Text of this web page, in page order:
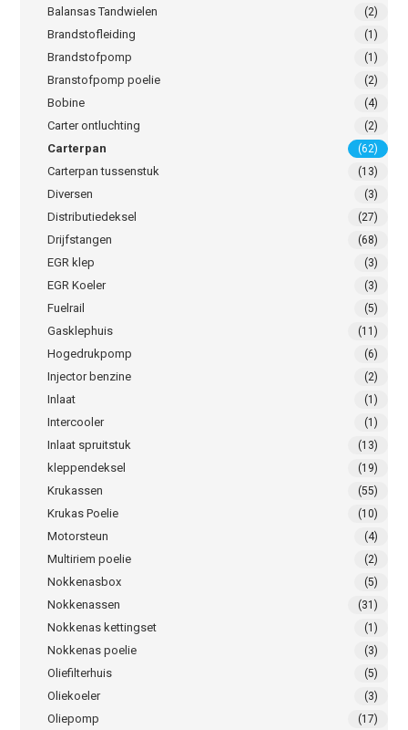
Balansas Tandwielen (2)
Brandstofleiding (1)
Brandstofpomp (1)
Branstofpomp poelie (2)
Bobine (4)
Carter ontluchting (2)
Carterpan (62)
Carterpan tussenstuk (13)
Diversen (3)
Distributiedeksel (27)
Drijfstangen (68)
EGR klep (3)
EGR Koeler (3)
Fuelrail (5)
Gasklephuis (11)
Hogedrukpomp (6)
Injector benzine (2)
Inlaat (1)
Intercooler (1)
Inlaat spruitstuk (13)
kleppendeksel (19)
Krukassen (55)
Krukas Poelie (10)
Motorsteun (4)
Multiriem poelie (2)
Nokkenasbox (5)
Nokkenassen (31)
Nokkenas kettingset (1)
Nokkenas poelie (3)
Oliefilterhuis (5)
Oliekoeler (3)
Oliepomp (17)